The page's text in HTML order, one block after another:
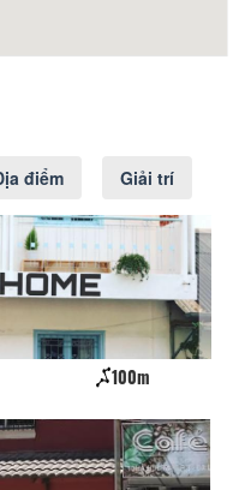
điểm Giải trí
100m